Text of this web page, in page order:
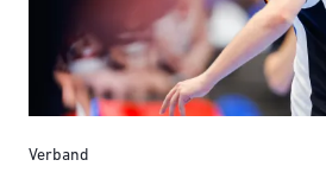
Verband